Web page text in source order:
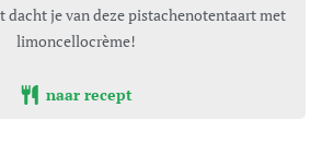
dacht je van deze pistachenotentaart met
limoncellocrème!
naar recept